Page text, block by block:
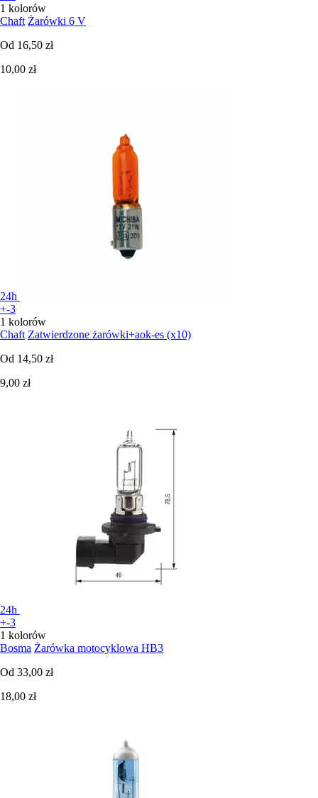
1 kolorów
Chaft Żarówki 6 V
Od 16,50 zł
10,00 zł
24h
+-3
1 kolorów
Chaft Zatwierdzone żarówki+aok-es (x10)
Od 14,50 zł
9,00 zł
24h
+-3
1 kolorów
Bosma Żarówka motocyklowa HB3
Od 33,00 zł
18,00 zł